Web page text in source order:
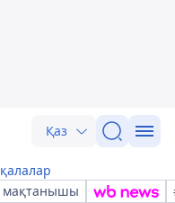
Қаз
мақтанышы